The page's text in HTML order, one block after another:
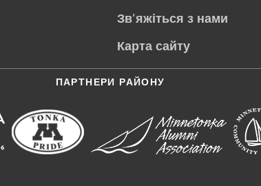
Зв'яжіться з нами
Карта сайту
ПАРТНЕРИ РАЙОНУ